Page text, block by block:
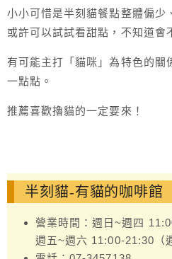
小小可惜是半刻貓餐點整體偏少
或許可以試試看甜點，不知道會
有可能主打「貓咪」為特色的關
一點點。
推薦喜歡擼貓的一定要來！
半刻貓-有貓的咖啡館
營業時間：週日~週四
週五~週六 11:00-21:30（